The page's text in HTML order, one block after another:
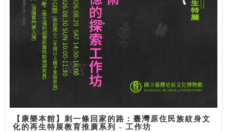
【康樂本館】刺一條回家的路：臺灣原住民族紋身文
化的再生特展教育推廣系列 - 工作坊